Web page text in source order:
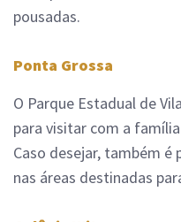
pousadas.
Ponta Grossa
O Parque Estadual de
para visitar com a
Caso desejar, também é
nas áreas destinadas